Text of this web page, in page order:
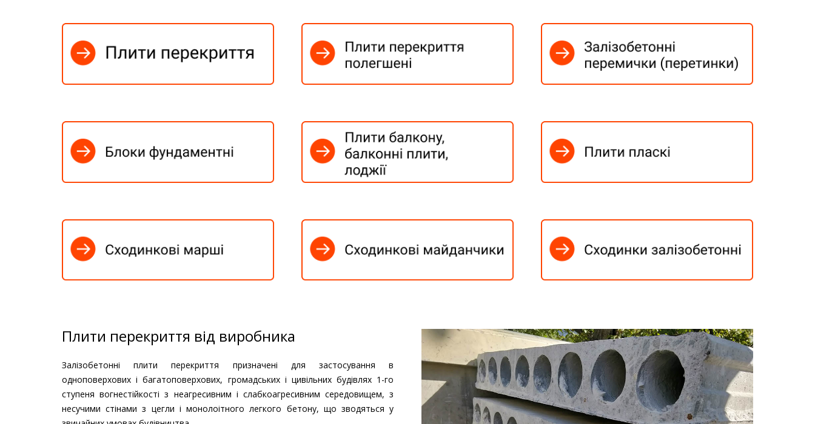
Плити перекриття від виробника
Залізобетонні плити перекриття призначені для застосування в
одноповерхових і багатоповерхових, громадських і цивільних будівлях 1-го
ступеня вогнестійкості з неагресивним і слабкоагресивним середовищем, з
несучими стінами з цегли і монолоітного легкого бетону, що зводяться у